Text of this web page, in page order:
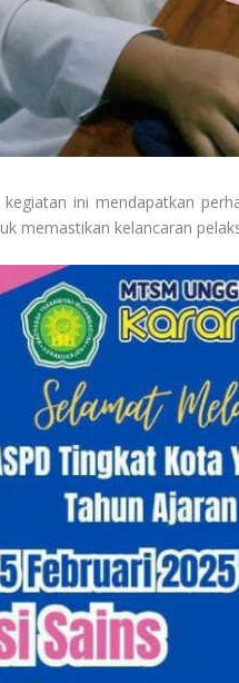
ini mendapatkan
memastikan kelancaran